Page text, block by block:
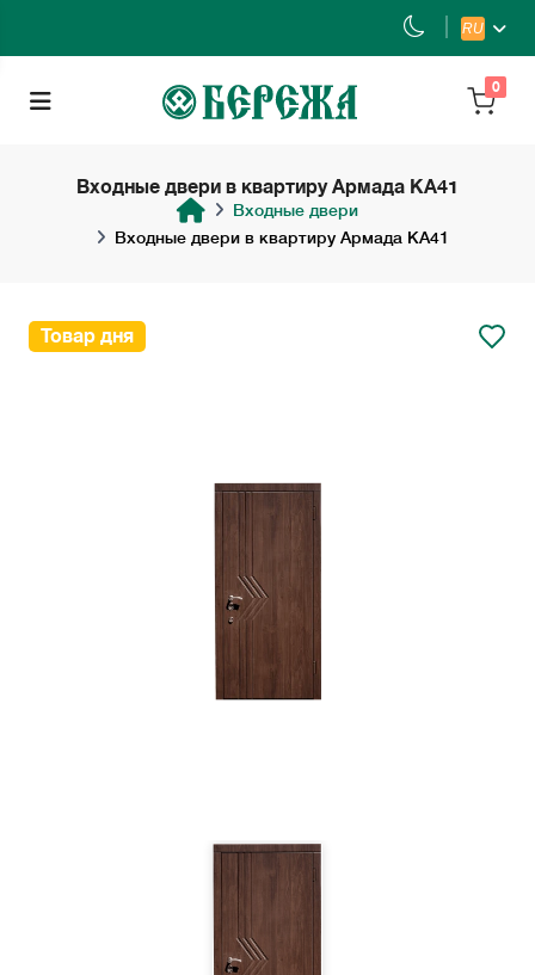
RU
0
Входные двери в квартиру Армада KA41
Входные двери
Входные двери в квартиру Армада KA41
Товар дня